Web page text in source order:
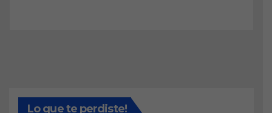
Lo que te perdiste!